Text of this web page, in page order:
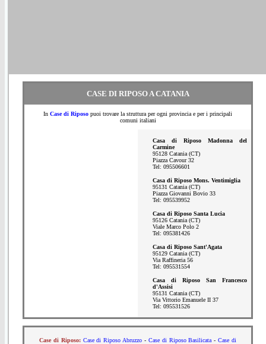
CASE DI RIPOSO A CATANIA
In Case di Riposo puoi trovare la struttura per ogni provincia e per i principali
comuni italiani
Casa di Riposo Madonna del
Carmine
95128 Catania (CT)
Piazza Cavour 32
Tel: 095506601
Casa di Riposo Mons. Ventimiglia
95131 Catania (CT)
Piazza Giovanni Bovio 33
Tel: 095539952
Casa di Riposo Santa Lucia
95126 Catania (CT)
Viale Marco Polo 2
Tel: 095381426
Casa di Riposo Sant'Agata
95129 Catania (CT)
Via Raffineria 56
Tel: 095531554
Casa di Riposo San Francesco
d'Assisi
95131 Catania (CT)
Via Vittorio Emanuele II 37
Tel: 095531526
Case di Riposo: Case di Riposo Abruzzo - Case di Riposo Basilicata -Case di